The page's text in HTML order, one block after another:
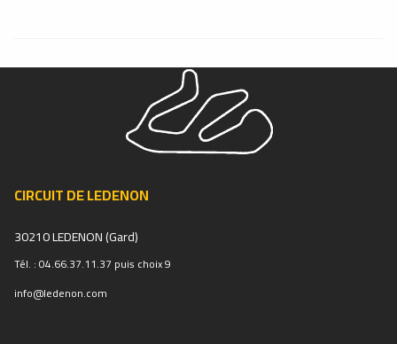
CIRCUIT DE LEDENON
30210 LEDENON (Gard)
Tél. : 04.66.37.11.37 puis choix 9
info@ledenon.com